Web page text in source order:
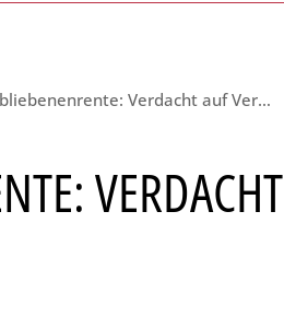
Hinterbliebenenrente: Verdacht auf Versorgungsehe